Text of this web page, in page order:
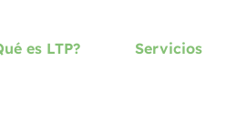
es LTP? Servicios